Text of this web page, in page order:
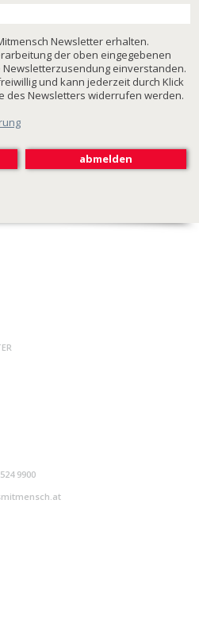
Newsletter erhalten.
der oben eingegebenen
einverstanden.
und kann jederzeit durch Klick
des Newsletters widerrufen werden.
9900